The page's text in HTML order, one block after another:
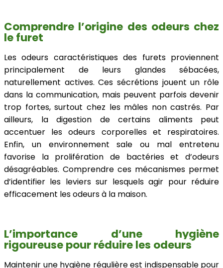
Comprendre l’origine des odeurs chez
le furet
Les odeurs caractéristiques des furets proviennent
principalement de leurs glandes sébacées,
naturellement actives. Ces sécrétions jouent un rôle
dans la communication, mais peuvent parfois devenir
trop fortes, surtout chez les mâles non castrés. Par
ailleurs, la digestion de certains aliments peut
accentuer les odeurs corporelles et respiratoires.
Enfin, un environnement sale ou mal entretenu
favorise la prolifération de bactéries et d’odeurs
désagréables. Comprendre ces mécanismes permet
d’identifier les leviers sur lesquels agir pour réduire
efficacement les odeurs à la maison.
L’importance d’une hygiène
rigoureuse pour réduire les odeurs
Maintenir une hygiène régulière est indispensable pour